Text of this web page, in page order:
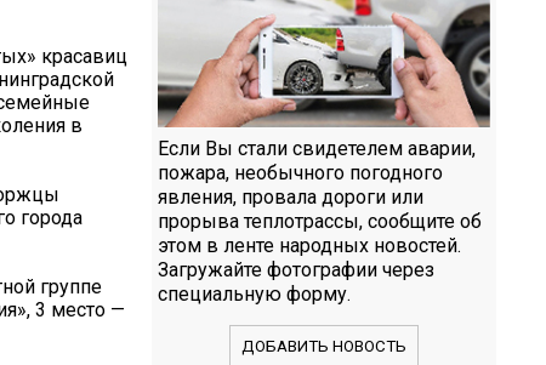
красавиц
в
города
группе
3 место —
Если Вы стали свидетелем аварии,
пожара, необычного погодного
явления, провала дороги или
прорыва теплотрассы, сообщите об
этом в ленте народных новостей.
Загружайте фотографии через
специальную форму.
ДОБАВИТЬ НОВОСТЬ